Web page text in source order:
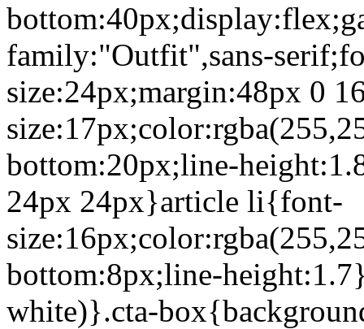
family:"Outfit",sans-
size:24px;margin:48px 0
bottom:20px;line-
24px 24px}article li{font-
bottom:8px;line-
white)}.cta-